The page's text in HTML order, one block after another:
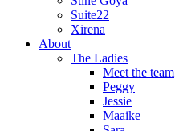
Suite22
Xirena
About
The Ladies
Meet the team
Peggy
Jessie
Maaike